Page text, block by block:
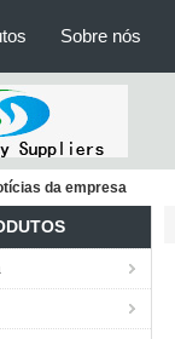
Sobre nós
da empresa